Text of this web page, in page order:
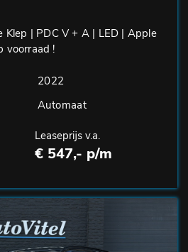
Klep | PDC V + A | LED | Apple
voorraad !
2022
Automaat
Leaseprijs v.a.
€ 547,- p/m